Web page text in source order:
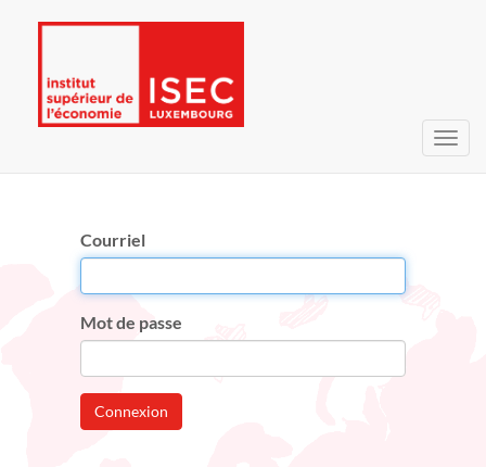
Courriel
Mot de passe
Connexion